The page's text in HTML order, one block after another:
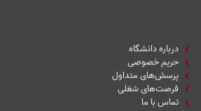
درباره دانشگاه
حریم خصوصی
پرسش‌های متداول
فرصت‌های شغلی
تماس با ما